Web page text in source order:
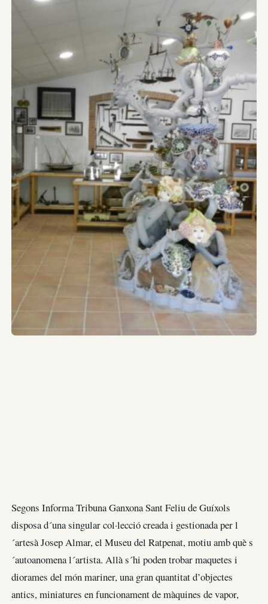
Segons Informa Tribuna Ganxona Sant Feliu de Guíxols
disposa d´una singular col·lecció creada i gestionada per l
´artesà Josep Almar, el Museu del Ratpenat, motiu amb què s
´autoanomena l´artista. Allà s´hi poden trobar maquetes i
diorames del món mariner, una gran quantitat d’objectes
antics, miniatures en funcionament de màquines de vapor,